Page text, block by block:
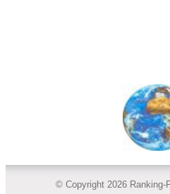
© Copyright 2026 Ranking-